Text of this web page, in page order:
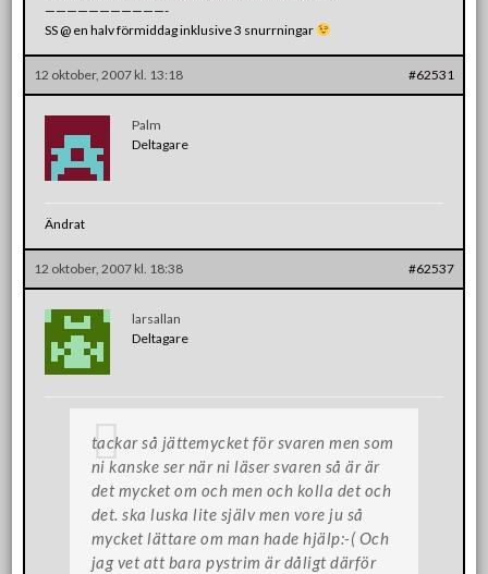
———————————-
SS @ en halv förmiddag inklusive 3 snurrningar
12 oktober, 2007 kl. 13:18 #62531
Palm
Deltagare
Ändrat
12 oktober, 2007 kl. 18:38 #62537
larsallan
Deltagare
tackar så jättemycket för svaren men som
ni kanske ser när ni läser svaren så är är
det mycket om och men och kolla det och
det. ska luska lite själv men vore ju så
mycket lättare om man hade hjälp:-( Och
jag vet att bara pystrim är dåligt därför